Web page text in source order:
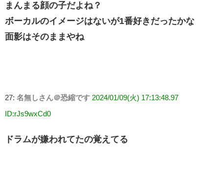
まんまる顔の子だよね？
ボーカルのイメージはないが1番好きだったかな
面影はそのままやね
27: 名無しさん＠恐縮です 2024/01/09(火) 17:13:48.97
ID:rJs9wxCd0
ドラムが嫌われてたの覚えてる